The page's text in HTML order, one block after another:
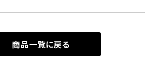
商品一覧に戻る